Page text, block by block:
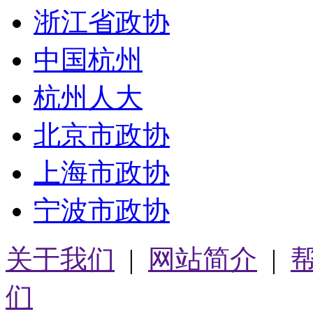
浙江省政协
中国杭州
杭州人大
北京市政协
上海市政协
宁波市政协
关于我们 | 网站简介 |
们